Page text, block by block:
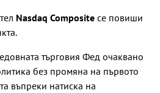
Nasdaq Composite се повиши
търговия Фед очаквано
без промяна на първото
въпреки натиска на